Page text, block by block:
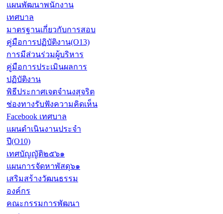
แผนพัฒนาพนักงาน
เทศบาล
มาตรฐานเกี่ยวกับการสอบ
คู่มือการปฏิบัติงาน(O13)
การมีส่วนร่วมผู้บริหาร
คู่มือการประเมินผลการ
ปฏิบัติงาน
พิธีประกาศเจตจำนงสุจริต
ช่องทางรับฟังความคิดเห็น
Facebook เทศบาล
แผนดำเนินงานประจำ
ปี(O10)
เทศบัญญัติ๒๕๖๑
แผนการจัดหาพัสดุ๖๑
เสริมสร้างวัฒนธรรม
องค์กร
คณะกรรมการพัฒนา